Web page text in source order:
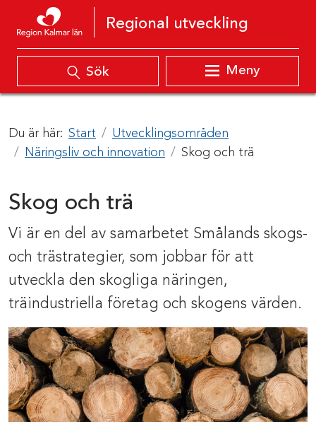
Hoppa till innehåll
Regional utveckling
Sök Meny
Du är här: Start
Utvecklingsområden
Näringsliv och innovation
Skog och trä
Skog och trä
Vi är en del av samarbetet Smålands skogs-
och trästrategier, som jobbar för att
utveckla den skogliga näringen,
träindustriella företag och skogens värden.